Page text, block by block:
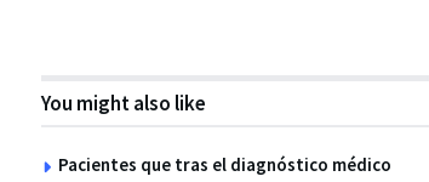
You might also like
Pacientes que tras el diagnóstico médico